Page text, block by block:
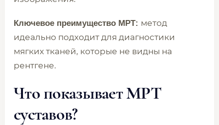
Ключевое преимущество МРТ: метод
идеально подходит для диагностики
мягких тканей, которые не видны на
рентгене.
Что показывает МРТ
суставов?